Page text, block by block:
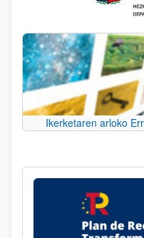
Ikerketaren arloko